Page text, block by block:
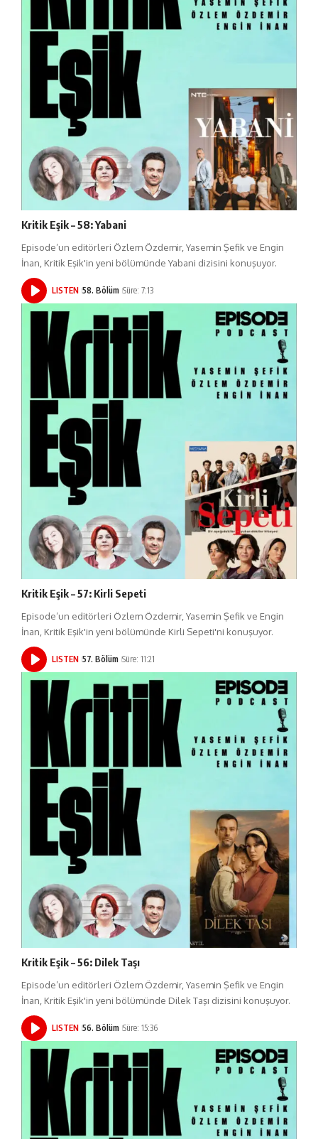
Kritik Eşik – 58: Yabani
Episode’un editörleri Özlem Özdemir, Yasemin Şefik ve Engin
İnan, Kritik Eşik'in yeni bölümünde Yabani dizisini konuşuyor.
LISTEN 58. Bölüm Süre: 7:13
Kritik Eşik – 57: Kirli Sepeti
Episode’un editörleri Özlem Özdemir, Yasemin Şefik ve Engin
İnan, Kritik Eşik'in yeni bölümünde Kirli Sepeti'ni konuşuyor.
LISTEN 57. Bölüm Süre: 11:21
Kritik Eşik – 56: Dilek Taşı
Episode’un editörleri Özlem Özdemir, Yasemin Şefik ve Engin
İnan, Kritik Eşik'in yeni bölümünde Dilek Taşı dizisini konuşuyor.
LISTEN 56. Bölüm Süre: 15:36